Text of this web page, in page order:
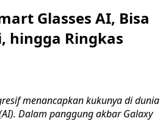
Glasses AI, Bisa
hingga Ringkas
menancapkan kukunya di dunia
Dalam panggung akbar Galaxy